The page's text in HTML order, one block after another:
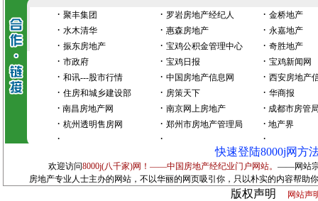
· 聚丰集团 · 罗岩房地产经纪人 · 金桥地产
· 水木清华 · 惠森房地产 · 永嘉地产
· 振东房地产 · 宝鸡公积金管理中心 · 奇胜地产
· 市政府 · 宝鸡日报 · 宝鸡新闻网
· 和讯---股市行情 · 中国房地产信息网 · 西安房地产
· 住房和城乡建设部 · 房策天下 · 华商报
· 南昌房地产网 · 南京网上房地产 · 成都市房管
· 杭州透明售房网 · 郑州市房地产管理局 · 地产界
· ·
·
快速登陆8000j网方
欢迎访问8000j(八千家)网！——中国房地产经纪业门户网站。——网站宗
房地产专业人士主办的网站，不以华丽的网页吸引你，只以朴实的内容帮助
版权声明 网站声